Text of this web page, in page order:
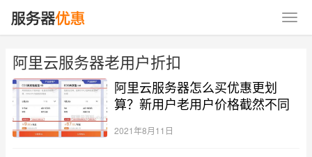
阿里云服务器老用户折扣
阿里云服务器怎么买优惠更划
算？新用户老用户价格截然不同
2021年8月11日